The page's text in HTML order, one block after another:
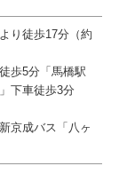
り徒歩17分（約
歩5分「馬橋駅
下車徒歩3分
京成バス「八ヶ